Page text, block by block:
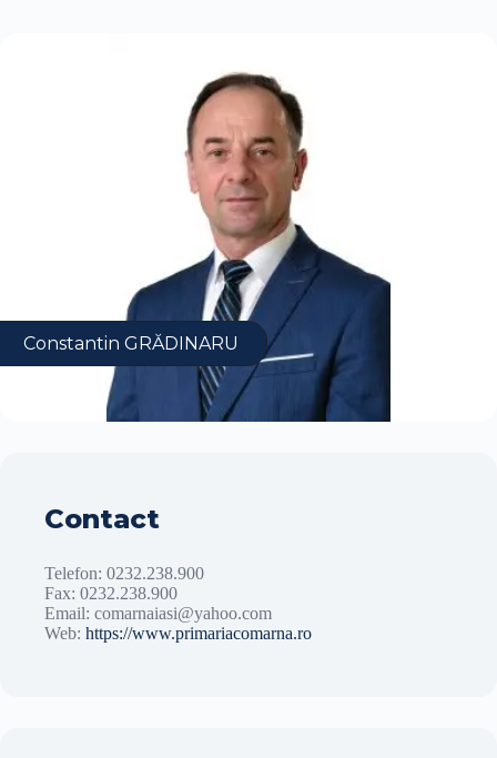
Constantin GRĂDINARU
Contact
Telefon: 0232.238.900
Fax: 0232.238.900
Email: comarnaiasi@yahoo.com
Web: https://www.primariacomarna.ro